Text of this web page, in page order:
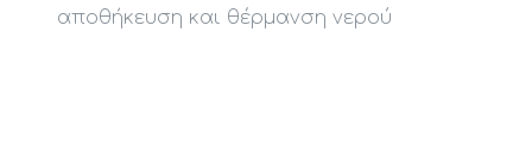
αποθήκευση και θέρμανση νερού